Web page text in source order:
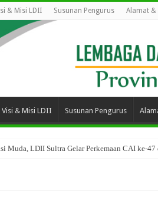
& Misi LDII Susunan Pengurus Alamat &
Visi & Misi LDII Susunan Pengurus
Muda, LDII Sultra Gelar Perkemaan CAI ke-
Senkom Mitra Polri, Lanjutkan Kolaborasi